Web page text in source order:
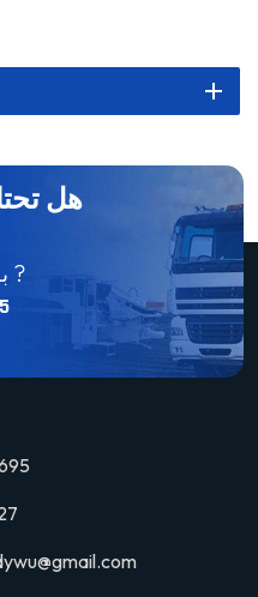
هل
بحاجة الى مساعدة ?